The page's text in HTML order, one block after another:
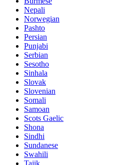
Nepali
Norwegian
Pashto
Persian
Punjabi
Serbian
Sesotho
Sinhala
Slovak
Slovenian
Somali
Samoan
Scots Gaelic
Shona
Sindhi
Sundanese
Swahili
Tajik